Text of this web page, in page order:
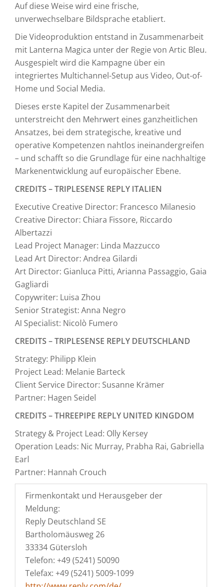
Auf diese Weise wird eine frische,
unverwechselbare Bildsprache etabliert.
Die Videoproduktion entstand in Zusammenarbeit
mit Lanterna Magica unter der Regie von Artic Bleu.
Ausgespielt wird die Kampagne über ein
integriertes Multichannel-Setup aus Video, Out-of-
Home und Social Media.
Dieses erste Kapitel der Zusammenarbeit
unterstreicht den Mehrwert eines ganzheitlichen
Ansatzes, bei dem strategische, kreative und
operative Kompetenzen nahtlos ineinandergreifen
– und schafft so die Grundlage für eine nachhaltige
Markenentwicklung auf europäischer Ebene.
CREDITS – TRIPLESENSE REPLY ITALIEN
Executive Creative Director: Francesco Milanesio
Creative Director: Chiara Fissore, Riccardo
Albertazzi
Lead Project Manager: Linda Mazzucco
Lead Art Director: Andrea Gilardi
Art Director: Gianluca Pitti, Arianna Passaggio, Gaia
Gagliardi
Copywriter: Luisa Zhou
Senior Strategist: Anna Negro
AI Specialist: Nicolò Fumero
CREDITS – TRIPLESENSE REPLY DEUTSCHLAND
Strategy: Philipp Klein
Project Lead: Melanie Barteck
Client Service Director: Susanne Krämer
Partner: Hagen Seidel
CREDITS – THREEPIPE REPLY UNITED KINGDOM
Strategy & Project Lead: Olly Kersey
Operation Leads: Nic Murray, Prabha Rai, Gabriella
Earl
Partner: Hannah Crouch
Firmenkontakt und Herausgeber der
Meldung:
Reply Deutschland SE
Bartholomäusweg 26
33334 Gütersloh
Telefon: +49 (5241) 50090
Telefax: +49 (5241) 5009-1099